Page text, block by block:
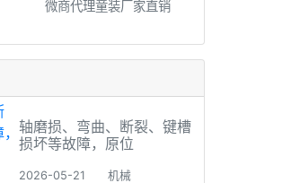
微商代理童装厂家直销
轴磨损、弯曲、断裂、键槽
损坏等故障，原位
2026-05-21 机械